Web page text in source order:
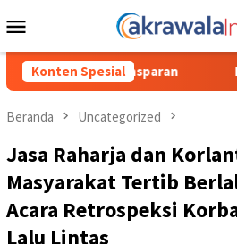
ke
Mobile
Konten Spesial
Polisi Tetapkan 3 Orang
Beranda Uncategorized
Jasa Raharja dan
Masyarakat Tertib
Acara Retrospeksi
Lalu Lintas